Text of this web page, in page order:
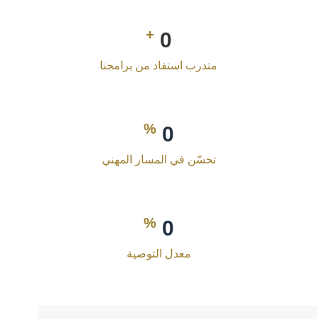
0
+
متدرب استفاد من برامجنا
0
%
تحسّن في المسار المهني
0
%
معدل التوصية